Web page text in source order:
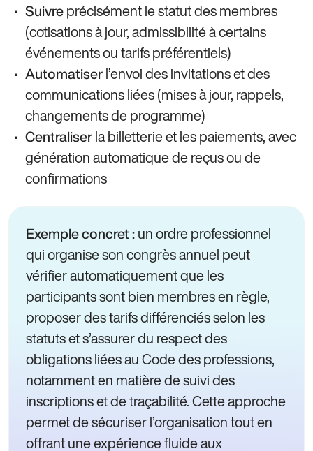
Suivre précisément le statut des membres
(cotisations à jour, admissibilité à certains
événements ou tarifs préférentiels)
Automatiser l’envoi des invitations et des
communications liées (mises à jour, rappels,
changements de programme)
Centraliser la billetterie et les paiements, avec
génération automatique de reçus ou de
confirmations
Exemple concret : un ordre professionnel
qui organise son congrès annuel peut
vérifier automatiquement que les
participants sont bien membres en règle,
proposer des tarifs différenciés selon les
statuts et s’assurer du respect des
obligations liées au Code des professions,
notamment en matière de suivi des
inscriptions et de traçabilité. Cette approche
permet de sécuriser l’organisation tout en
offrant une expérience fluide aux